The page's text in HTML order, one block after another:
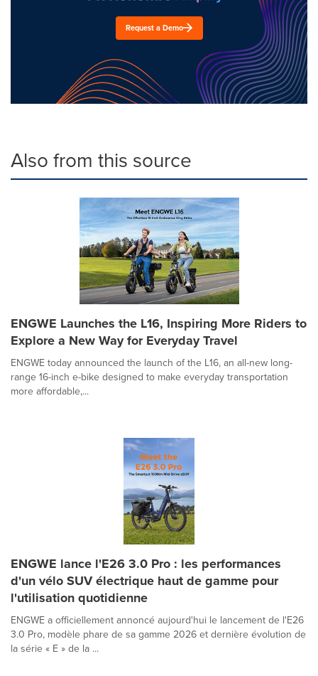
Request a Demo
Also from this source
ENGWE Launches the L16, Inspiring More Riders to
Explore a New Way for Everyday Travel
ENGWE today announced the launch of the L16, an all-new long-
range 16-inch e-bike designed to make everyday transportation
more affordable,...
ENGWE lance l'E26 3.0 Pro : les performances
d'un vélo SUV électrique haut de gamme pour
l'utilisation quotidienne
ENGWE a officiellement annoncé aujourd'hui le lancement de l'E26
3.0 Pro, modèle phare de sa gamme 2026 et dernière évolution de
la série « E » de la ...